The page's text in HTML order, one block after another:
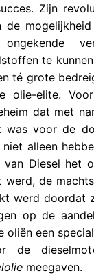
Zijn
de
te
té grote
olie-elite.
dat met
was voor de
alleen
Diesel het
werd, de
werd doordat
op de
oliën een
de
meegaven.